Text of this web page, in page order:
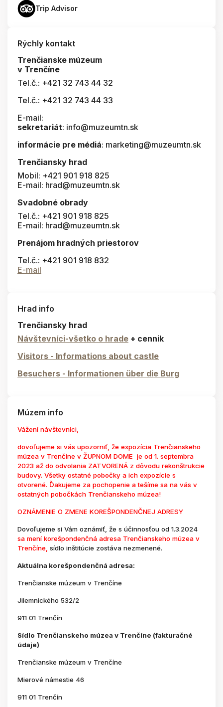
Trip Advisor
Rýchly kontakt
Trenčianske múzeum
v Trenčíne
Tel.č.: +421 32 743 44 32
Tel.č.: +421 32 743 44 33
E-mail:
sekretariát: info@muzeumtn.sk
informácie pre médiá: marketing@muzeumtn.sk
Trenčiansky hrad
Mobil: +421 901 918 825
E-mail: hrad@muzeumtn.sk
Svadobné obrady
Tel.č.: +421 901 918 825
E-mail: hrad@muzeumtn.sk
Prenájom hradných priestorov
Tel.č.: +421 901 918 832
E-mail
Hrad info
Trenčiansky hrad
Návštevníci-všetko o hrade + cennik
Visitors - Informations about castle
Besuchers - Informationen über die Burg
Múzem info
Vážení návštevníci,
dovoľujeme si vás upozorniť, že expozícia Trenčianskeho
múzea v Trenčíne v ŽUPNOM DOME je od 1. septembra
2023 až do odvolania ZATVORENÁ z dôvodu rekonštrukcie
budovy. Všetky ostatné pobočky a ich expozície s
otvorené. Ďakujeme za pochopenie a tešíme sa na vás v
ostatných pobočkách Trenčianskeho múzea!
OZNÁMENIE O ZMENE KOREŠPONDENČNEJ ADRESY
Dovoľujeme si Vám oznámiť, že s účinnosťou od 1.3.2024
sa mení korešpondenčná adresa Trenčianskeho múzea v
Trenčíne, sídlo inštitúcie zostáva nezmenené.
Aktuálna korešpondenčná adresa:
Trenčianske múzeum v Trenčíne
Jilemnického 532/2
911 01 Trenčín
Sídlo Trenčianskeho múzea v Trenčíne (fakturačné
údaje)
Trenčianske múzeum v Trenčíne
Mierové námestie 46
911 01 Trenčín